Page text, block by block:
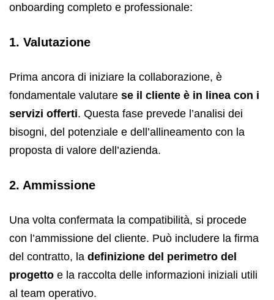
onboarding completo e professionale:
1. Valutazione
Prima ancora di iniziare la collaborazione, è
fondamentale valutare se il cliente è in linea con i
servizi offerti. Questa fase prevede l’analisi dei
bisogni, del potenziale e dell’allineamento con la
proposta di valore dell’azienda.
2. Ammissione
Una volta confermata la compatibilità, si procede
con l’ammissione del cliente. Può includere la firma
del contratto, la definizione del perimetro del
progetto e la raccolta delle informazioni iniziali utili
al team operativo.